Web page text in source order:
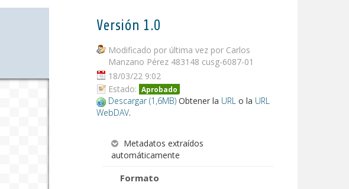
Versión 1.0
Modificado por última vez por Carlos
Manzano Pérez 483148 cusg-6087-01
18/03/22 9:02
Estado: Aprobado
Descargar (1,6MB) Obtener la URLo la URL
WebDAV.
Metadatos extraídos
automáticamente
Formato